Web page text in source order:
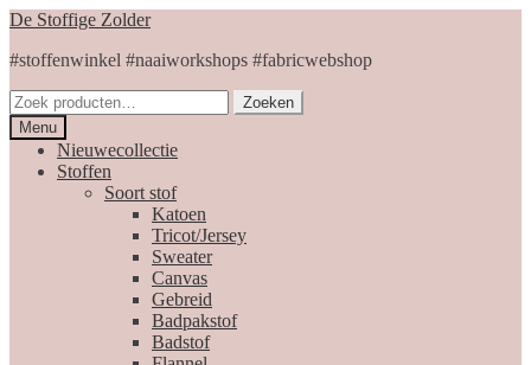
Skip
navigation
Skip
content
De Stoffige Zolder
#stoffenwinkel #naaiworkshops #fabricwebshop
Zoeken
naar:
Zoeken
Menu
Nieuwecollectie
Stoffen
Soort stof
Katoen
Tricot/Jersey
Sweater
Canvas
Gebreid
Badpakstof
Badstof